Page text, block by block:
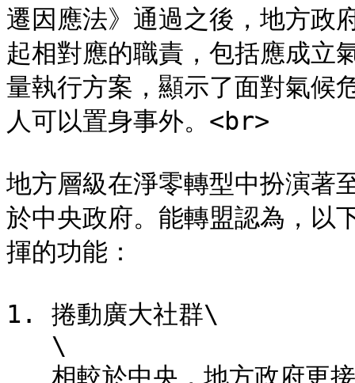
遷因應法》通過之後，地方政
起相對應的職責，包括應成立
量執行方案，顯示了面對氣候
人可以置身事外。<br>
地方層級在淨零轉型中扮演著
於中央政府。能轉盟認為，以
揮的功能：
1. 捲動廣大社群\